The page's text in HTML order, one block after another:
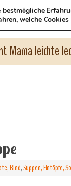
Mama leichte
,Rind,Suppen, Eintöpfe,
welche